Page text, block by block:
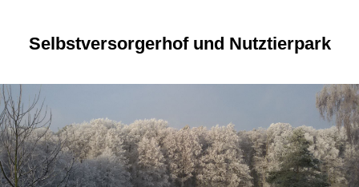
Selbstversorgerhof und Nutztierpark